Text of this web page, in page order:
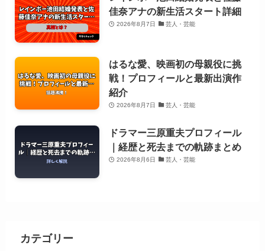
佳奈アナの新生活スタート詳細
2026年8月7日 芸人・芸能
はるな愛、映画初の母親役に挑
戦！プロフィールと最新出演作
紹介
2026年8月7日 芸人・芸能
ドラマー三原重夫プロフィール
｜経歴と死去までの軌跡まとめ
2026年8月6日 芸人・芸能
カテゴリー